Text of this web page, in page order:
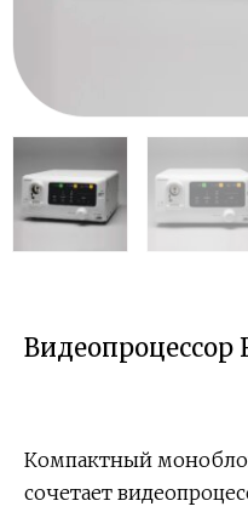
Видеопроцессор
Компактный
сочетает